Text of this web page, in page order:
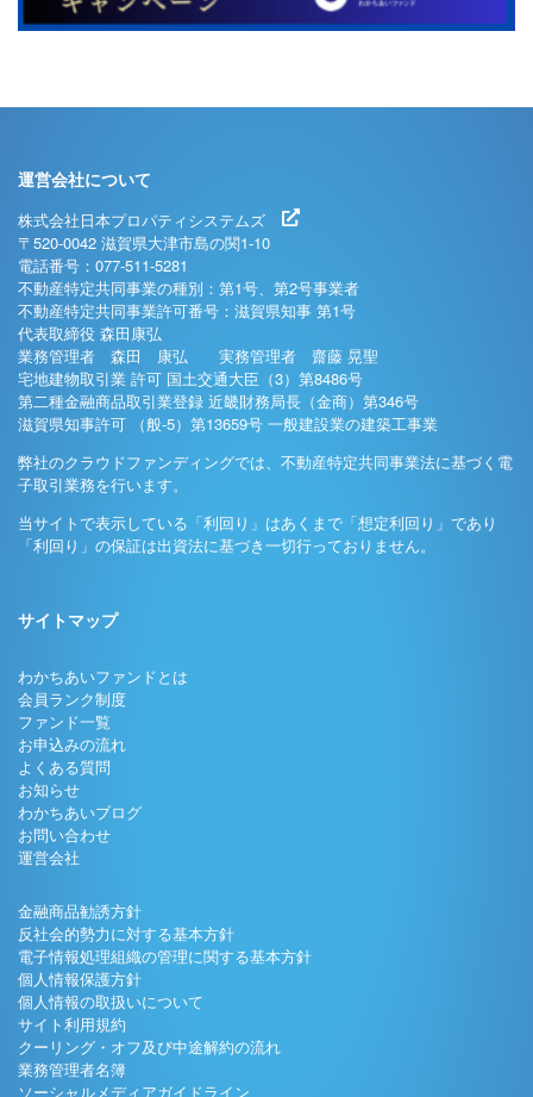
運営会社について
株式会社日本プロパティシステムズ
〒520-0042 滋賀県大津市島の関1-10
電話番号：077-511-5281
不動産特定共同事業の種別：第1号、第2号事業者
不動産特定共同事業許可番号：滋賀県知事 第1号
代表取締役 森田康弘
業務管理者 森田 康弘 実務管理者 齋藤 晃聖
宅地建物取引業 許可 国土交通大臣（3）第8486号
第二種金融商品取引業登録 近畿財務局長（金商）第346号
滋賀県知事許可 （般-5）第13659号 一般建設業の建築工事業
弊社のクラウドファンディングでは、不動産特定共同事業法に基づく電
子取引業務を行います。
当サイトで表示している「利回り」はあくまで「想定利回り」であり
「利回り」の保証は出資法に基づき一切行っておりません。
サイトマップ
わかちあいファンドとは
会員ランク制度
ファンド一覧
お申込みの流れ
よくある質問
お知らせ
わかちあいブログ
お問い合わせ
運営会社
金融商品勧誘方針
反社会的勢力に対する基本方針
電子情報処理組織の管理に関する基本方針
個人情報保護方針
個人情報の取扱いについて
サイト利用規約
クーリング・オフ及び中途解約の流れ
業務管理者名簿
ソーシャルメディアガイドライン